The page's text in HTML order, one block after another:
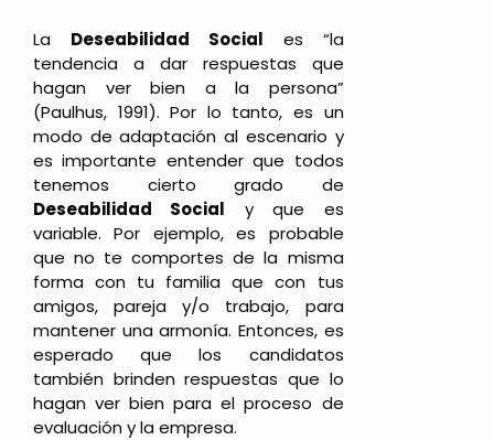
La Deseabilidad Social es “la
tendencia a dar respuestas que
hagan ver bien a la persona”
(Paulhus, 1991). Por lo tanto, es un
modo de adaptación al escenario y
es importante entender que todos
tenemos cierto grado de
Deseabilidad Social y que es
variable. Por ejemplo, es probable
que no te comportes de la misma
forma con tu familia que con tus
amigos, pareja y/o trabajo, para
mantener una armonía. Entonces, es
esperado que los candidatos
también brinden respuestas que lo
hagan ver bien para el proceso de
evaluación y la empresa.